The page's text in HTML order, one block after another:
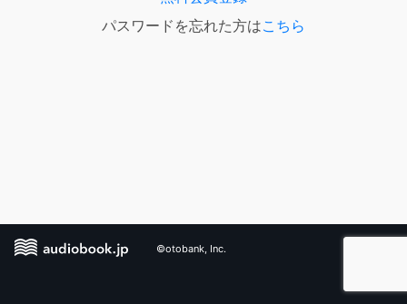
パスワードを忘れた方はこちら
©otobank, Inc.